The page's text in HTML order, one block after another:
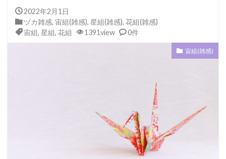
2022年2月1日
ヅカ雑感, 宙組(雑感), 星組(雑感), 花組(雑感)
宙組, 星組, 花組 1391view 0件
宙組(雑感)
レヴュースタァライト
大人会
おすすめ飲食店
拍手